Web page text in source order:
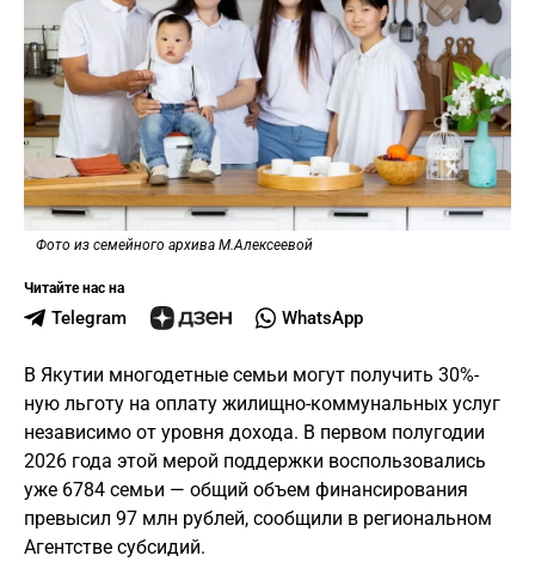
Фото из семейного архива М.Алексеевой
Читайте нас на
Telegram WhatsApp
В Якутии многодетные семьи могут получить 30%-
ную льготу на оплату жилищно-коммунальных услуг
независимо от уровня дохода. В первом полугодии
2026 года этой мерой поддержки воспользовались
уже 6784 семьи — общий объем финансирования
превысил 97 млн рублей, сообщили в региональном
Агентстве субсидий.